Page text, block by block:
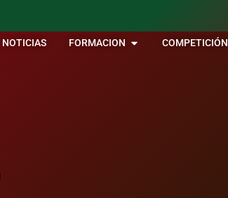
NOTICIAS FORMACION COMPETICIÓN